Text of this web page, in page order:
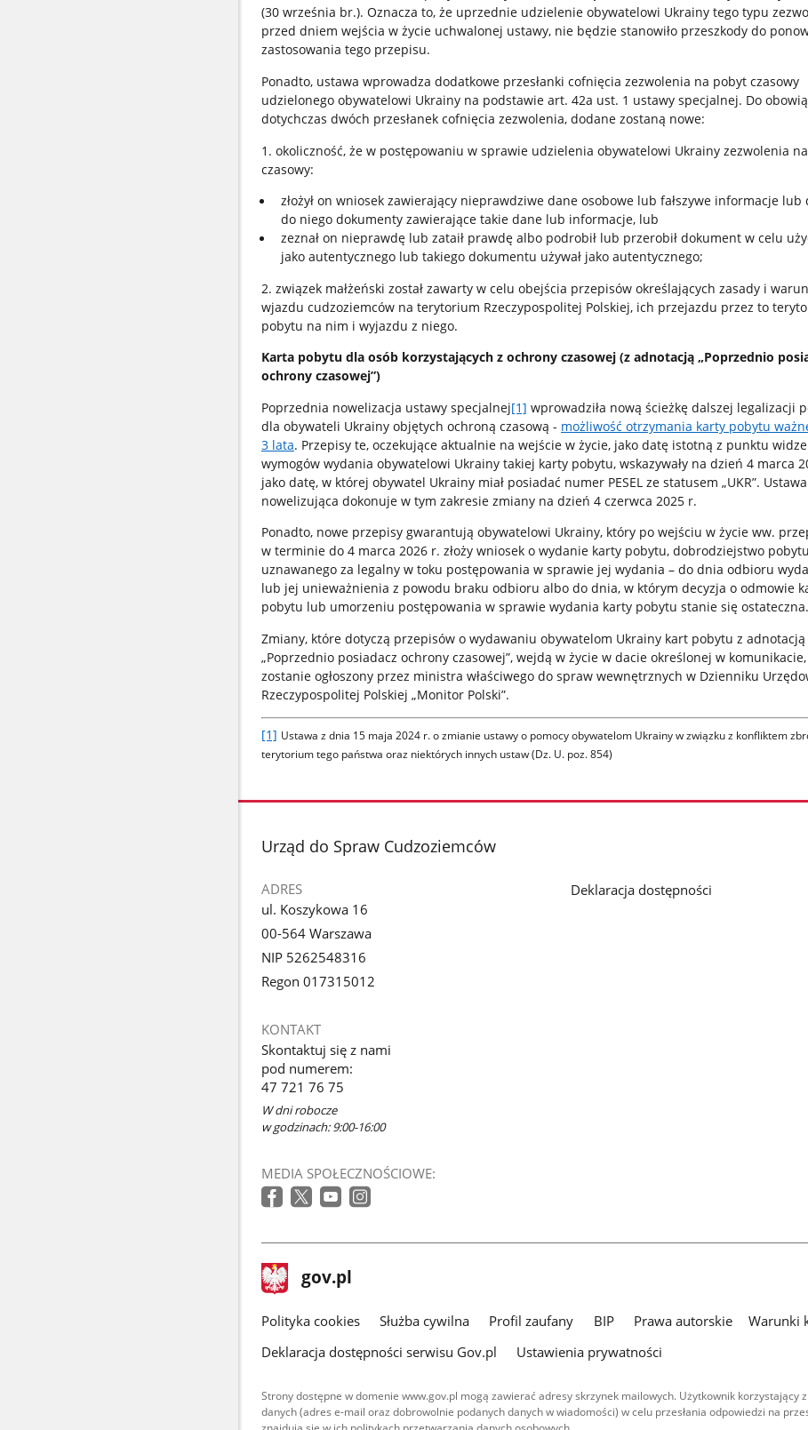
(30 września br.). Oznacza to, że uprzednie udzielenie obywatelowi Ukrainy tego typu
przed dniem wejścia w życie uchwalonej ustawy, nie będzie stanowiło przeszkody do
zastosowania tego przepisu.
Ponadto, ustawa wprowadza dodatkowe przesłanki cofnięcia zezwolenia na pobyt czasowy
udzielonego obywatelowi Ukrainy na podstawie art. 42a ust. 1 ustawy specjalnej. Do
dotychczas dwóch przesłanek cofnięcia zezwolenia, dodane zostaną nowe:
1. okoliczność, że w postępowaniu w sprawie udzielenia obywatelowi Ukrainy zezwolenia
czasowy:
złożył on wniosek zawierający nieprawdziwe dane osobowe lub fałszywe informacje lub
do niego dokumenty zawierające takie dane lub informacje, lub
zeznał on nieprawdę lub zataił prawdę albo podrobił lub przerobił dokument w celu
jako autentycznego lub takiego dokumentu używał jako autentycznego;
2. związek małżeński został zawarty w celu obejścia przepisów określających zasady i
wjazdu cudzoziemców na terytorium Rzeczypospolitej Polskiej, ich przejazdu przez to
pobytu na nim i wyjazdu z niego.
Karta pobytu dla osób korzystających z ochrony czasowej (z adnotacją „Poprzednio
ochrony czasowej”)
Poprzednia nowelizacja ustawy specjalnej[1] wprowadziła nową ścieżkę dalszej legalizacji
dla obywateli Ukrainy objętych ochroną czasową - możliwość otrzymania karty pobytu
3 lata. Przepisy te, oczekujące aktualnie na wejście w życie, jako datę istotną z punktu
wymogów wydania obywatelowi Ukrainy takiej karty pobytu, wskazywały na dzień 4 marca
jako datę, w której obywatel Ukrainy miał posiadać numer PESEL ze statusem „UKR”. Ustawa
nowelizująca dokonuje w tym zakresie zmiany na dzień 4 czerwca 2025 r.
Ponadto, nowe przepisy gwarantują obywatelowi Ukrainy, który po wejściu w życie ww.
w terminie do 4 marca 2026 r. złoży wniosek o wydanie karty pobytu, dobrodziejstwo pobytu
uznawanego za legalny w toku postępowania w sprawie jej wydania – do dnia odbioru
lub jej unieważnienia z powodu braku odbioru albo do dnia, w którym decyzja o odmowie
pobytu lub umorzeniu postępowania w sprawie wydania karty pobytu stanie się ostateczna.
Zmiany, które dotyczą przepisów o wydawaniu obywatelom Ukrainy kart pobytu z adnotacją
„Poprzednio posiadacz ochrony czasowej”, wejdą w życie w dacie określonej w
zostanie ogłoszony przez ministra właściwego do spraw wewnętrznych w Dzienniku
Rzeczypospolitej Polskiej „Monitor Polski”.
[1] Ustawa z dnia 15 maja 2024 r. o zmianie ustawy o pomocy obywatelom Ukrainy w związku z konfliktem
terytorium tego państwa oraz niektórych innych ustaw (Dz. U. poz. 854)
stopka
Urząd do Spraw Cudzoziemców
ADRES
ul. Koszykowa 16
00-564 Warszawa
NIP 5262548316
Regon 017315012
KONTAKT
Skontaktuj się z nami
pod numerem:
47 721 76 75
W dni robocze
w godzinach: 9:00-16:00
MEDIA SPOŁECZNOŚCIOWE:
Deklaracja dostępności
stopka
gov.pl Strona
gov.pl
gov.pl
Polityka cookies Służba cywilna Profil zaufany BIP Prawa autorskie Warunki
Deklaracja dostępności serwisu Gov.pl
Ustawienia prywatności
Strony dostępne w domenie www.gov.pl mogą zawierać adresy skrzynek mailowych. Użytkownik
danych (adres e-mail oraz dobrowolnie podanych danych w wiadomości) w celu przesłania odpowiedzi na